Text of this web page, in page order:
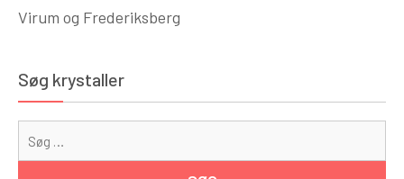
Virum og Frederiksberg
Søg krystaller